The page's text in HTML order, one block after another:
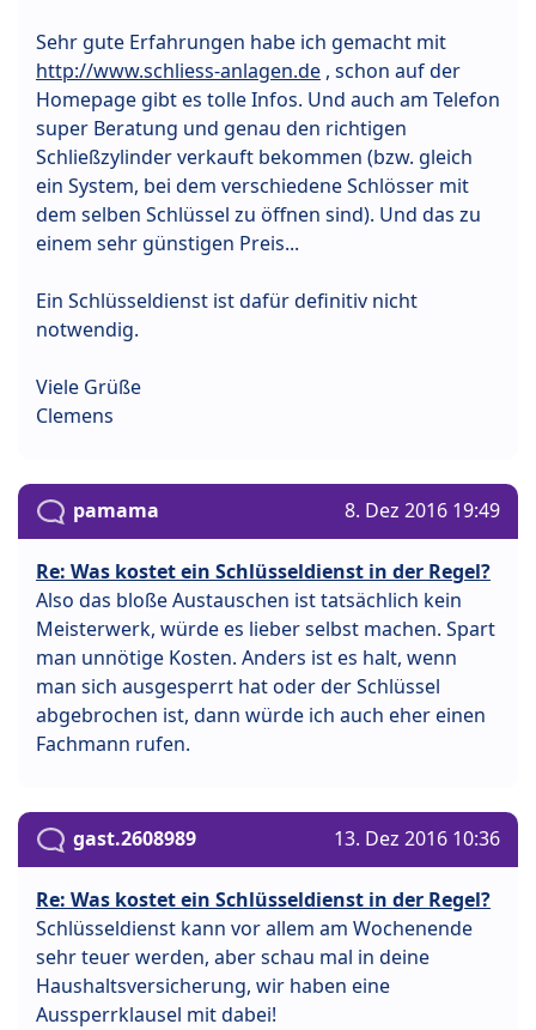
Sehr gute Erfahrungen habe ich gemacht mit
http://www.schliess-anlagen.de , schon auf der
Homepage gibt es tolle Infos. Und auch am Telefon
super Beratung und genau den richtigen
Schließzylinder verkauft bekommen (bzw. gleich
ein System, bei dem verschiedene Schlösser mit
dem selben Schlüssel zu öffnen sind). Und das zu
einem sehr günstigen Preis...
Ein Schlüsseldienst ist dafür definitiv nicht
notwendig.
Viele Grüße
Clemens
pamama 8. Dez 2016 19:49
Re: Was kostet ein Schlüsseldienst in der Regel?
Also das bloße Austauschen ist tatsächlich kein
Meisterwerk, würde es lieber selbst machen. Spart
man unnötige Kosten. Anders ist es halt, wenn
man sich ausgesperrt hat oder der Schlüssel
abgebrochen ist, dann würde ich auch eher einen
Fachmann rufen.
gast.2608989 13. Dez 2016 10:36
Re: Was kostet ein Schlüsseldienst in der Regel?
Schlüsseldienst kann vor allem am Wochenende
sehr teuer werden, aber schau mal in deine
Haushaltsversicherung, wir haben eine
Aussperrklausel mit dabei!